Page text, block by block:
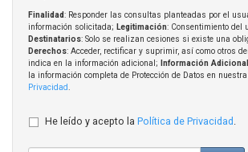
Finalidad: Responder las consultas planteadas por el
información solicitada; Legitimación: Consentimiento del
Destinatarios: Solo se realizan cesiones si existe una
Derechos: Acceder, rectificar y suprimir, así como otros
indica en la información adicional;
Información Adicional
la información completa de Protección de Datos en nuestra
Privacidad
He leído y acepto la Política de Privacidad